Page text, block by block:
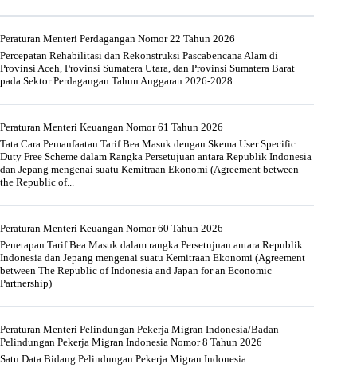
Peraturan Menteri Perdagangan Nomor 22 Tahun 2026
Percepatan Rehabilitasi dan Rekonstruksi Pascabencana Alam di
Provinsi Aceh, Provinsi Sumatera Utara, dan Provinsi Sumatera Barat
pada Sektor Perdagangan Tahun Anggaran 2026-2028
Peraturan Menteri Keuangan Nomor 61 Tahun 2026
Tata Cara Pemanfaatan Tarif Bea Masuk dengan Skema User Specific
Duty Free Scheme dalam Rangka Persetujuan antara Republik Indonesia
dan Jepang mengenai suatu Kemitraan Ekonomi (Agreement between
the Republic of...
Peraturan Menteri Keuangan Nomor 60 Tahun 2026
Penetapan Tarif Bea Masuk dalam rangka Persetujuan antara Republik
Indonesia dan Jepang mengenai suatu Kemitraan Ekonomi (Agreement
between The Republic of Indonesia and Japan for an Economic
Partnership)
Peraturan Menteri Pelindungan Pekerja Migran Indonesia/Badan
Pelindungan Pekerja Migran Indonesia Nomor 8 Tahun 2026
Satu Data Bidang Pelindungan Pekerja Migran Indonesia